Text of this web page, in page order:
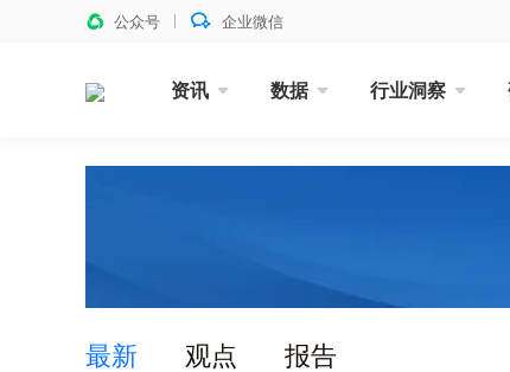
公众号 企业微信
资讯 数据 行业洞察
最新 观点 报告